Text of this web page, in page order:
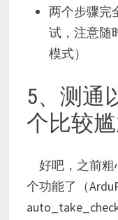
两个步骤完
试，注意随
模式）
5、测通
个比较
好吧，之前粗
个功能了（